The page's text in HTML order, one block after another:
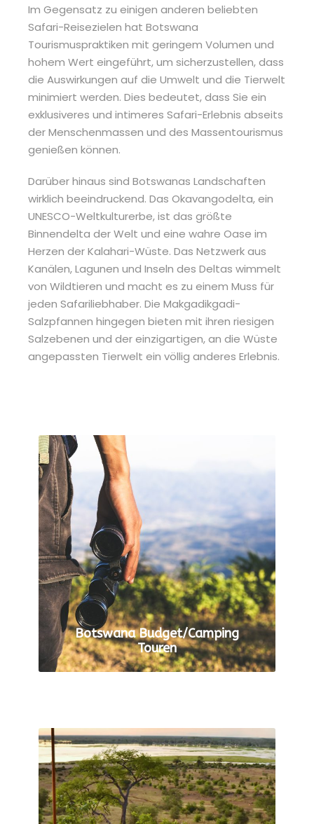
Im Gegensatz zu einigen anderen beliebten
Safari-Reisezielen hat Botswana
Tourismuspraktiken mit geringem Volumen und
hohem Wert eingeführt, um sicherzustellen, dass
die Auswirkungen auf die Umwelt und die Tierwelt
minimiert werden. Dies bedeutet, dass Sie ein
exklusiveres und intimeres Safari-Erlebnis abseits
der Menschenmassen und des Massentourismus
genießen können.
Darüber hinaus sind Botswanas Landschaften
wirklich beeindruckend. Das Okavangodelta, ein
UNESCO-Weltkulturerbe, ist das größte
Binnendelta der Welt und eine wahre Oase im
Herzen der Kalahari-Wüste. Das Netzwerk aus
Kanälen, Lagunen und Inseln des Deltas wimmelt
von Wildtieren und macht es zu einem Muss für
jeden Safariliebhaber. Die Makgadikgadi-
Salzpfannen hingegen bieten mit ihren riesigen
Salzebenen und der einzigartigen, an die Wüste
angepassten Tierwelt ein völlig anderes Erlebnis.
Botswana Budget/Camping
Touren